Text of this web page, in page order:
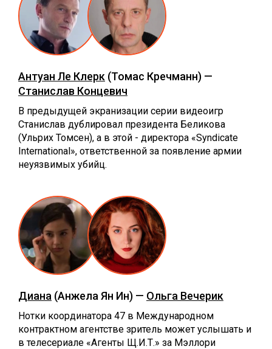
Антуан Ле Клерк (Томас Кречманн) —
Станислав Концевич
В предыдущей экранизации серии видеоигр
Станислав дублировал президента Беликова
(Ульрих Томсен), а в этой - директора «Syndicate
International», ответственной за появление армии
неуязвимых убийц.
Диана (Анжела Ян Ин) — Ольга Вечерик
Нотки координатора 47 в Международном
контрактном агентстве зритель может услышать и
в телесериале «Агенты Щ.И.Т.» за Мэллори